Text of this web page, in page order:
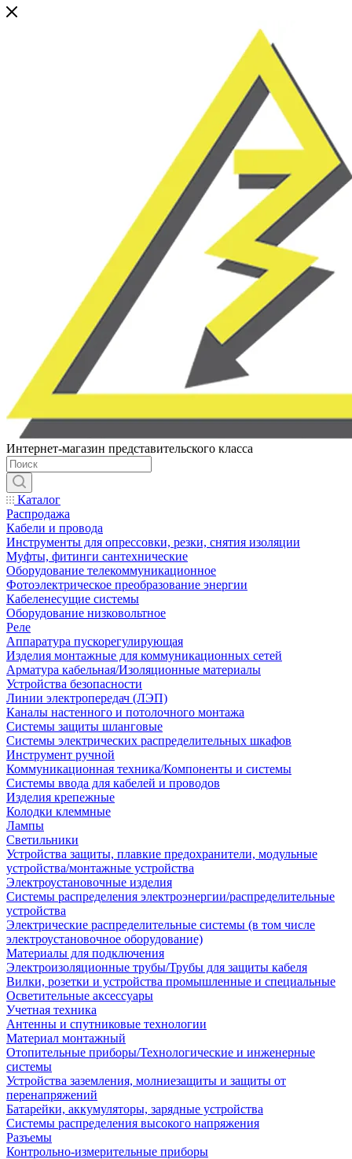
Интернет-магазин представительского класса
Каталог
Распродажа
Кабели и провода
Инструменты для опрессовки, резки, снятия изоляции
Муфты, фитинги сантехнические
Оборудование телекоммуникационное
Фотоэлектрическое преобразование энергии
Кабеленесущие системы
Оборудование низковольтное
Реле
Аппаратура пускорегулирующая
Изделия монтажные для коммуникационных сетей
Арматура кабельная/Изоляционные материалы
Устройства безопасности
Линии электропередач (ЛЭП)
Каналы настенного и потолочного монтажа
Системы защиты шланговые
Системы электрических распределительных шкафов
Инструмент ручной
Коммуникационная техника/Компоненты и системы
Системы ввода для кабелей и проводов
Изделия крепежные
Колодки клеммные
Лампы
Светильники
Устройства защиты, плавкие предохранители, модульные
устройства/монтажные устройства
Электроустановочные изделия
Системы распределения электроэнергии/распределительные
устройства
Электрические распределительные системы (в том числе
электроустановочное оборудование)
Материалы для подключения
Электроизоляционные трубы/Трубы для защиты кабеля
Вилки, розетки и устройства промышленные и специальные
Осветительные аксессуары
Учетная техника
Антенны и спутниковые технологии
Материал монтажный
Отопительные приборы/Технологические и инженерные
системы
Устройства заземления, молниезащиты и защиты от
перенапряжений
Батарейки, аккумуляторы, зарядные устройства
Системы распределения высокого напряжения
Разъемы
Контрольно-измерительные приборы